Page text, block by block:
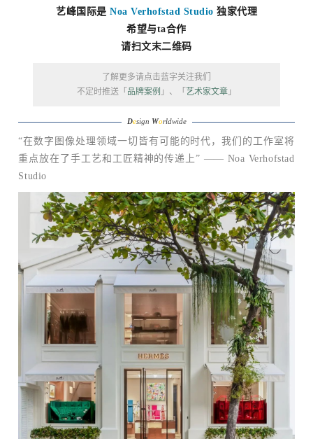
艺峰国际是 Noa Verhofstad Studio 独家代理
希望与ta合作
请扫文末二维码
了解更多请点击蓝字关注我们
不定时推送「 品牌案例 」、「 艺术家文章 」
Design Worldwide
“在数字图像处理领域一切皆有可能的时代，我们的工作室将
重点放在了手工艺和工匠精神的传递上” —— Noa Verhofstad
Studio